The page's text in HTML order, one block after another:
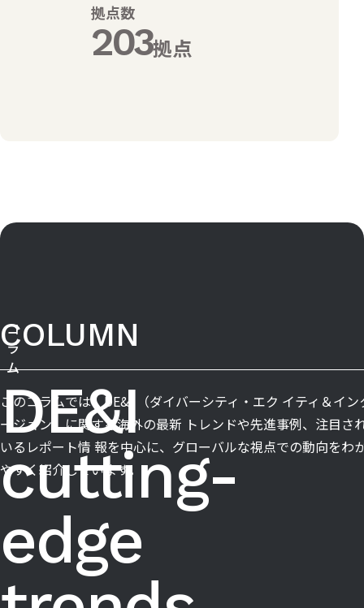
拠点数
203拠点
コ
ラ
ム
DE&I
cutting-
edge
COLUMN
このコラムでは、DE&I （ダイバーシティ・エク イティ＆イン
ージョン）に関する海外の最新 トレンドや先進事例、注目さ
いるレポート情 報を中心に、グローバルな視点での動向をわ
やすく紹介しています。